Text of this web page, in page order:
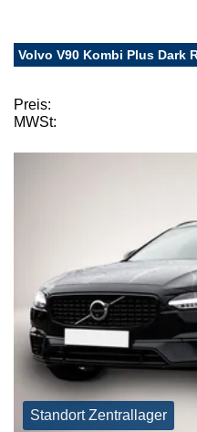
Volvo V90 Kombi Plus Dark
Preis:
MWSt:
Standort Zentrallager